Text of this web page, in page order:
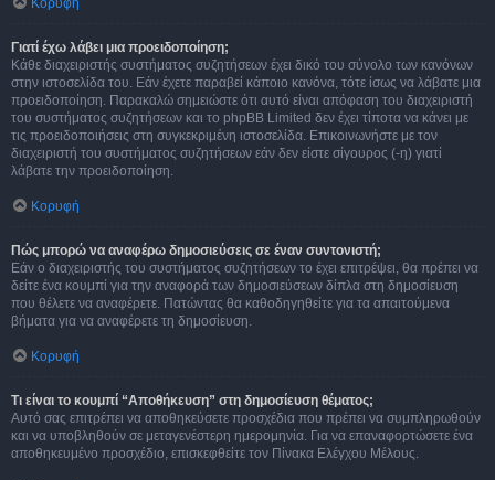
Κορυφή
Γιατί έχω λάβει μια προειδοποίηση;
Κάθε διαχειριστής συστήματος συζητήσεων έχει δικό του σύνολο των κανόνων
στην ιστοσελίδα του. Εάν έχετε παραβεί κάποιο κανόνα, τότε ίσως να λάβατε μια
προειδοποίηση. Παρακαλώ σημειώστε ότι αυτό είναι απόφαση του διαχειριστή
του συστήματος συζητήσεων και το phpBB Limited δεν έχει τίποτα να κάνει με
τις προειδοποιήσεις στη συγκεκριμένη ιστοσελίδα. Επικοινωνήστε με τον
διαχειριστή του συστήματος συζητήσεων εάν δεν είστε σίγουρος (-η) γιατί
λάβατε την προειδοποίηση.
Κορυφή
Πώς μπορώ να αναφέρω δημοσιεύσεις σε έναν συντονιστή;
Εάν ο διαχειριστής του συστήματος συζητήσεων το έχει επιτρέψει, θα πρέπει να
δείτε ένα κουμπί για την αναφορά των δημοσιεύσεων δίπλα στη δημοσίευση
που θέλετε να αναφέρετε. Πατώντας θα καθοδηγηθείτε για τα απαιτούμενα
βήματα για να αναφέρετε τη δημοσίευση.
Κορυφή
Τι είναι το κουμπί “Αποθήκευση” στη δημοσίευση θέματος;
Αυτό σας επιτρέπει να αποθηκεύσετε προσχέδια που πρέπει να συμπληρωθούν
και να υποβληθούν σε μεταγενέστερη ημερομηνία. Για να επαναφορτώσετε ένα
αποθηκευμένο προσχέδιο, επισκεφθείτε τον Πίνακα Ελέγχου Μέλους.